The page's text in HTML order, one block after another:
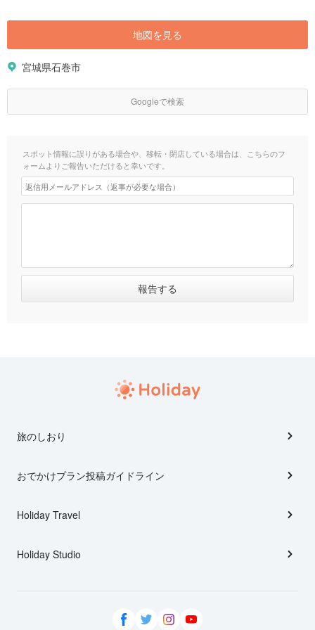
地図を見る
宮城県石巻市
Googleで検索
スポット情報に誤りがある場合や、移転・閉店している場合は、こちらのフ
ォームよりご報告いただけると幸いです。
旅のしおり
おでかけプラン投稿ガイドライン
Holiday Travel
Holiday Studio